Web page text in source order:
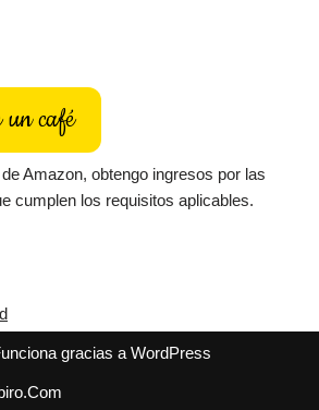
un café
Amazon, obtengo ingresos por las
cumplen los requisitos aplicables.
gracias a WordPress